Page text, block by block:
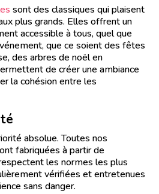
sont des classiques qui plaisent
plus grands. Elles offrent un
accessible à tous, quel que
que ce soient des fêtes
des arbres de noël en
de créer une ambiance
la cohésion entre les
absolue. Toutes nos
fabriquées à partir de
les normes les plus
vérifiées et entretenues
sans danger.